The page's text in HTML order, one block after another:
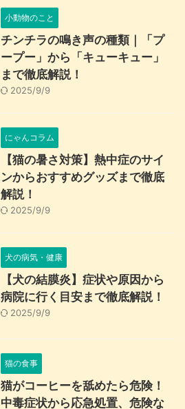
小動物のこと
チンチラの鳴き声の種類｜「プ
ープー」から「キューキュー」
まで徹底解説！
2025/9/9
にゃんコラム
【猫の暑さ対策】熱中症のサイ
ンからおすすめグッズまで徹底
解説！
2025/9/9
犬の病気・健康
【犬の結膜炎】症状や原因から
病院に行く目安まで徹底解説！
2025/9/9
猫の食事
猫がコーヒーを舐めたら危険！
中毒症状から応急処置、危険な